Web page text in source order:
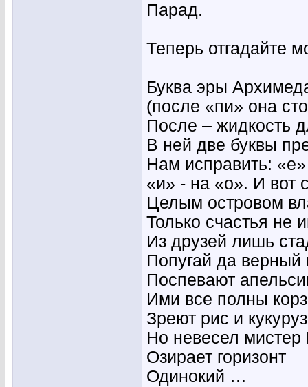
Парад.
Теперь отгадайте
Буква эры
(после «пи» она
После – жидкость
В ней две буквы
Нам исправить:
«и» - на «о». И вот
Целым островом
Только счастья не
Из друзей лишь
Попугай да верный
Поспевают
Ими все полны
Зреют рис и
Но невесел мистер
Озирает горизонт
Одинокий …